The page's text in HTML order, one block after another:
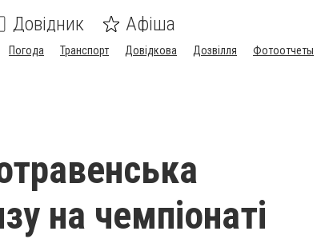
Довідник Афіша
Погода Транспорт Довідкова Дозвілля Фотоотчеты
на чемпіонаті